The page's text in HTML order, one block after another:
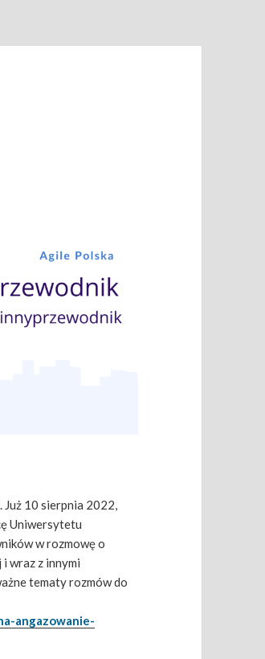
Już 10 sierpnia 2022,
Uniwersytetu
w rozmowę o
wraz z innymi
tematy rozmów do
angazowanie-